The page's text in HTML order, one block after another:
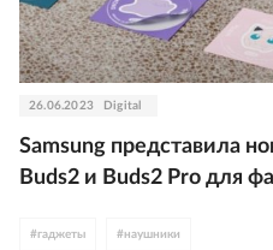
26.06.2023 Digital
Samsung представила
Buds2 и Buds2 Pro для
#гаджеты #наушники